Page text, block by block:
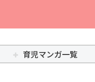
育児マンガ一覧